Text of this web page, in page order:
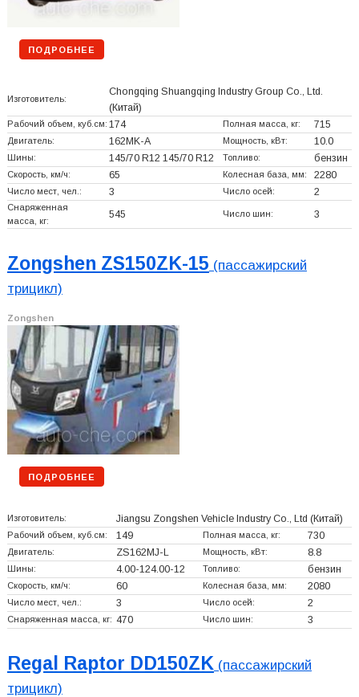
ПОДРОБНЕЕ
Изготовитель:
Chongqing Shuangqing Industry Group Co., Ltd.
(Китай)
Рабочий объем, куб.см: 174 Полная масса, кг: 715
Двигатель: 162MK-A Мощность, кВт: 10.0
Шины: 145/70 R12 145/70 R12 Топливо: бензин
Скорость, км/ч: 65 Колесная база, мм: 2280
Число мест, чел.: 3 Число осей: 2
Снаряженная
масса, кг:
545 Число шин: 3
Zongshen ZS150ZK-15 (пассажирский
трицикл)
Zongshen
ПОДРОБНЕЕ
Изготовитель: Jiangsu Zongshen Vehicle Industry Co., Ltd (Китай)
Рабочий объем, куб.см: 149 Полная масса, кг: 730
Двигатель: ZS162MJ-L Мощность, кВт: 8.8
Шины: 4.00-124.00-12 Топливо: бензин
Скорость, км/ч: 60 Колесная база, мм: 2080
Число мест, чел.: 3 Число осей: 2
Снаряженная масса, кг: 470 Число шин: 3
Regal Raptor DD150ZK(пассажирский
трицикл)